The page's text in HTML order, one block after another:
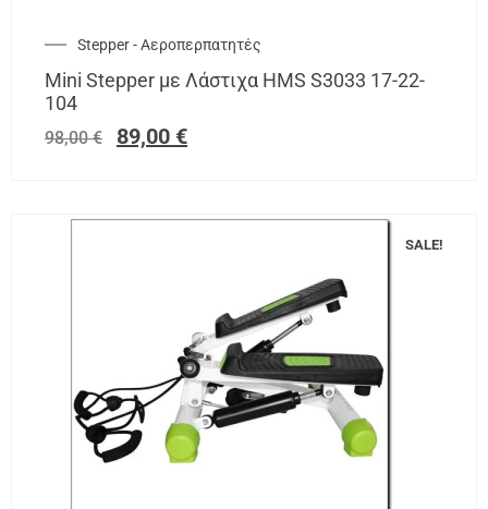
Stepper - Αεροπερπατητές
Mini Stepper με Λάστιχα HMS S3033 17-22-
104
98,00€ 89,00 €
SALE!